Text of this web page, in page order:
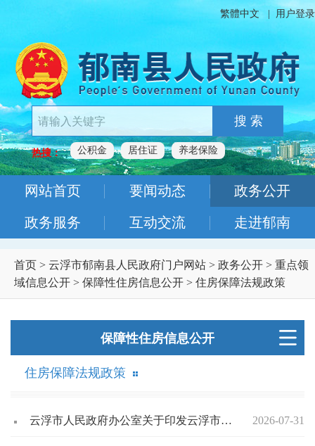
繁體中文 用户登录
搜 索
热搜： 公积金 居住证 养老保险
网站首页 要闻动态 政务公开
政务服务 互动交流 走进郁南
首页 > 云浮市郁南县人民政府门户网站 > 政务公开 > 重点领
域信息公开 > 保障性住房信息公开 > 住房保障法规政策
保障性住房信息公开
住房保障法规政策
云浮市人民政府办公室关于印发云浮市配售型保障性住房管理办法（试行）的通知 2026-07-31